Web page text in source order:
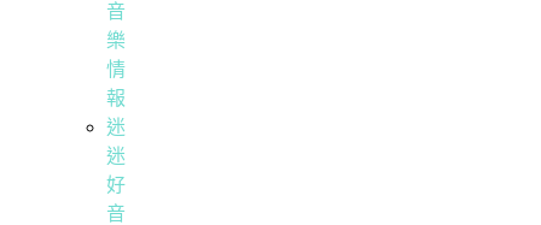
音
樂
情
報
迷
迷
好
音